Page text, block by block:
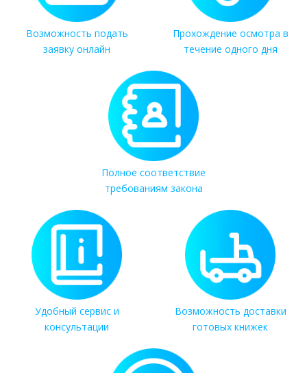
Возможность подать
заявку онлайн
Прохождение осмотра в
течение одного дня
Полное соответствие
требованиям закона
Удобный сервис и
консультации
Возможность доставки
готовых книжек